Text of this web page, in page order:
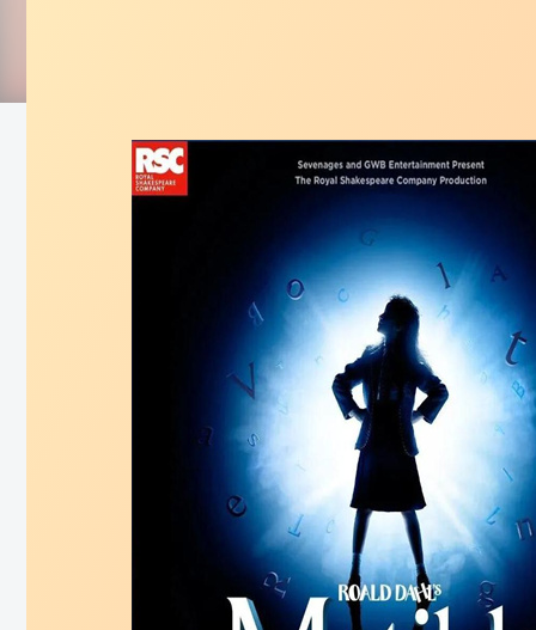
Gran Muralla
Ciudad